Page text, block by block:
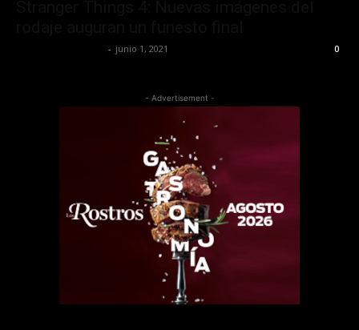
- junio 1, 2021 0
- Advertisement -